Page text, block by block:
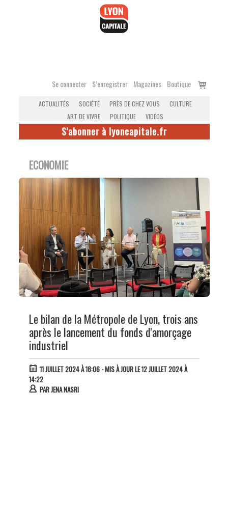
Se connecter S’enregistrer Magazines Boutique
Voir
ACTUALITÉS SOCIÉTÉ PRÈS DE CHEZ VOUS
CULTURE
ART DE VIVRE
POLITIQUE VIDÉOS
S'abonner à lyoncapitale.fr
ECONOMIE
Le bilan de la Métropole de Lyon, trois ans
après le lancement du fonds d'amorçage
industriel
11 JUILLET 2024 À 18:06- MIS À JOUR LE 12 JUILLET 2024 À
14:22
PARJENA NASRI